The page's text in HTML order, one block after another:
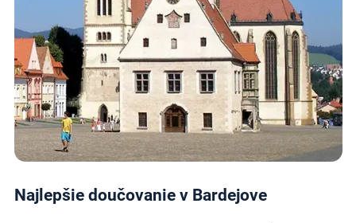
Najlepšie doučovanie v Bardejove